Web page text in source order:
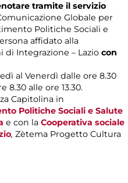
tramite il servizio
Globale per
Politiche Sociali e
affidato alla
di Integrazione – Lazio con
al Venerdì dalle ore 8.30
8.30 alle ore 13.30.
Capitolina in
Politiche Sociali e Salute
e con la Cooperativa sociale
, Zètema Progetto Cultura